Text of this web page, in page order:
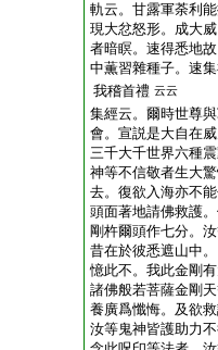
軌云。甘露軍荼利
現大忿怒形。成大
者暗瞑。速得悉地
中薫習雜種子。速
我稽首禮 云云
集經云。爾時世尊
會。宣説是大自在
三千大千世界六種
神等不信敬者生大
去。復欲入海亦不
頭面著地請佛救護
剛杵爾頭作七分。
昔在於彼悉遮山中
憶此不。我此金剛
諸佛般若菩薩金剛
養廣爲懺悔。及欲
汝等鬼神皆護助力